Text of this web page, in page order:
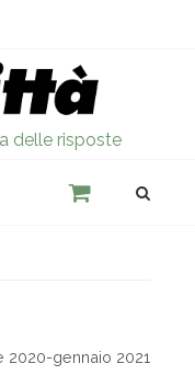
delle risposte
2020-gennaio 2021